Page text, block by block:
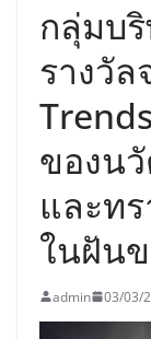
กลุ่มบ
รางวัล
ของน
และท
ในฝัน
admin 03/03/